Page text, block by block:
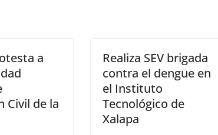
a
Civil de la
Realiza SEV brigada
contra el dengue en
el Instituto
Tecnológico de
Xalapa